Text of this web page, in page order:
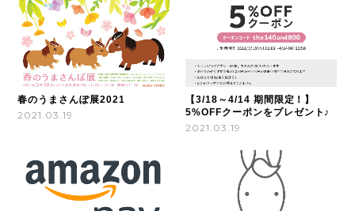
春のうまさんぽ展2021
2021.03.19
【3/18～4/14 期間限定！】
5%OFFクーポンをプレゼント♪
2021.03.19